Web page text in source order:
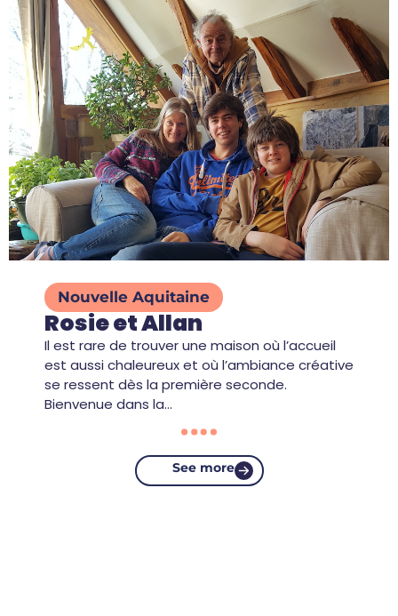
Nouvelle Aquitaine
Rosie et Allan
Il est rare de trouver une maison où l’accueil
est aussi chaleureux et où l’ambiance créative
se ressent dès la première seconde.
Bienvenue dans la…
See more